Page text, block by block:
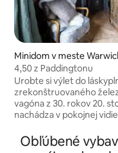
Minidom v meste
4,50 z Paddingtonu
Urobte si výlet do
zrekonštruovaného
vagóna z 30. rokov 20.
nachádza v pokojnej
jedinečný pobyt s
všetkým, čo potrebujete
Obľúbené